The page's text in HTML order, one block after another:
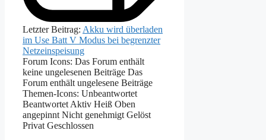
Letzter Beitrag: Akku wird überladen
im Use Batt V Modus bei begrenzter
Netzeinspeisung
Forum Icons: Das Forum enthält
keine ungelesenen Beiträge Das
Forum enthält ungelesene Beiträge
Themen-Icons: Unbeantwortet
Beantwortet Aktiv Heiß Oben
angepinnt Nicht genehmigt Gelöst
Privat Geschlossen